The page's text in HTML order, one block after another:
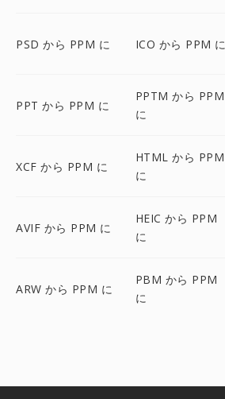
PSD から PPM に ICO から PPM に
PPT から PPM に
PPTM から PPM
に
XCF から PPM に
HTML から PPM
に
AVIF から PPM に
HEIC から PPM
に
ARW から PPM に
PBM から PPM
に